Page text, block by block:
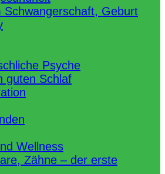
Schwangerschaft, Geburt
Psyche
guten Schlaf
Wellness
Zähne – der erste